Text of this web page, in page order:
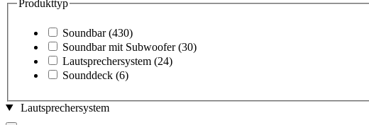
Produkttyp
Soundbar (430)
Soundbar mit Subwoofer (30)
Lautsprechersystem (24)
Sounddeck (6)
Lautsprechersystem